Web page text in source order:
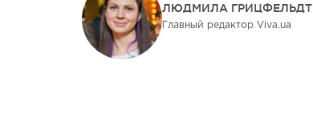
ЛЮДМИЛА ГРИЦФЕЛЬДТ
Главный редактор Viva.ua